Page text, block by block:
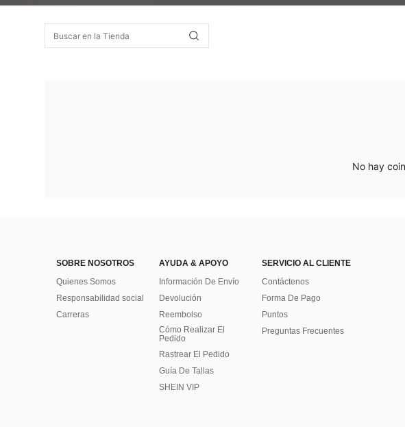
No hay
SOBRE NOSOTROS
Quienes Somos
Responsabilidad social
Carreras
AYUDA & APOYO
Información De Envío
Devolución
Reembolso
Cómo Realizar El
Pedido
Rastrear El Pedido
Guía De Tallas
SHEIN VIP
SERVICIO AL CLIENTE
Contáctenos
Forma De Pago
Puntos
Preguntas Frecuentes